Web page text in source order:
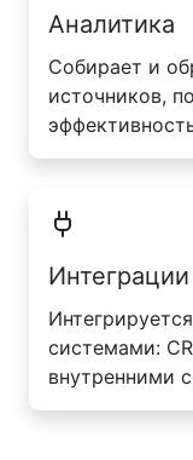
Аналитика
Собирает и
источников,
Интеграции
системами:
внутренними